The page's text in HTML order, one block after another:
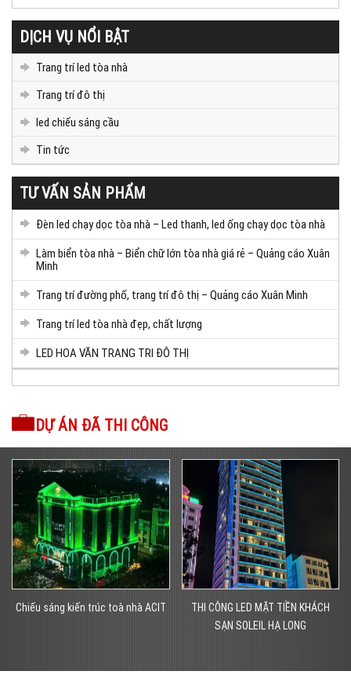
DỊCH VỤ NỔI BẬT
Trang trí led tòa nhà
Trang trí đô thị
led chiếu sáng cầu
Tin tức
TƯ VẤN SẢN PHẨM
Đèn led chạy dọc tòa nhà – Led thanh, led ống chạy dọc tòa nhà
Làm biển tòa nhà – Biển chữ lớn tòa nhà giá rẻ – Quảng cáo Xuân
Minh
Trang trí đường phố, trang trí đô thị – Quảng cáo Xuân Minh
Trang trí led tòa nhà đẹp, chất lượng
LED HOA VĂN TRANG TRI ĐÔ THỊ
DỰ ÁN ĐÃ THI CÔNG
THI CÔNG LED MẶT TIỀN KHÁCH
Trang trí đô thị – Trang trí đường
phố tại Quảng Ninh